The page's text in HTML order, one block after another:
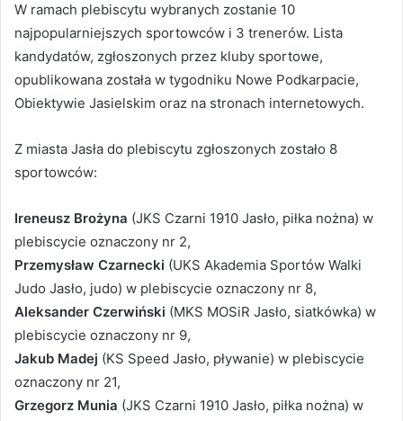
W ramach plebiscytu wybranych zostanie 10
najpopularniejszych sportowców i 3 trenerów. Lista
kandydatów, zgłoszonych przez kluby sportowe,
opublikowana została w tygodniku Nowe Podkarpacie,
Obiektywie Jasielskim oraz na stronach internetowych.
Z miasta Jasła do plebiscytu zgłoszonych zostało 8
sportowców:
Ireneusz Brożyna (JKS Czarni 1910 Jasło, piłka nożna) w
plebiscycie oznaczony nr 2,
Przemysław Czarnecki (UKS Akademia Sportów Walki
Judo Jasło, judo) w plebiscycie oznaczony nr 8,
Aleksander Czerwiński (MKS MOSiR Jasło, siatkówka) w
plebiscycie oznaczony nr 9,
Jakub Madej (KS Speed Jasło, pływanie) w plebiscycie
oznaczony nr 21,
Grzegorz Munia (JKS Czarni 1910 Jasło, piłka nożna) w